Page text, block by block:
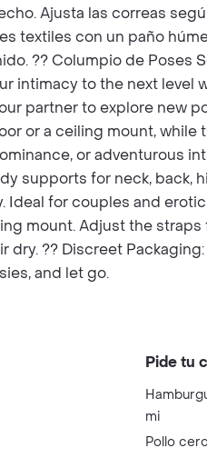
Ajusta las correas
textiles con un paño
?? Columpio de Poses
intimacy to the next level
partner to explore new
or a ceiling mount,
or adventurous
supports for neck, back,
for couples and
mount. Adjust the
?? Discreet
and let go.
Pide tu
mi
Pollo